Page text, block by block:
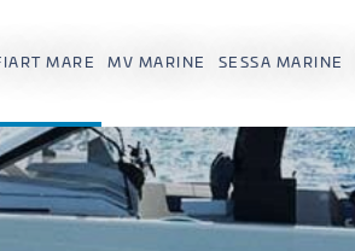
MARE MV MARINE SESSA MARINE